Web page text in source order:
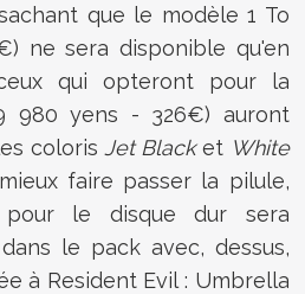
que le modèle 1 To
ne sera disponible qu'en
qui opteront pour la
980 yens - 326€) auront
coloris Jet Blacket White
faire passer la pilule,
le disque dur sera
le pack avec, dessus,
à Resident Evil : Umbrella